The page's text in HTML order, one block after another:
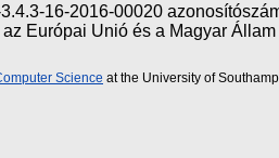
16-2016-00020
Európai Unió és a Magyar
Science at the University of